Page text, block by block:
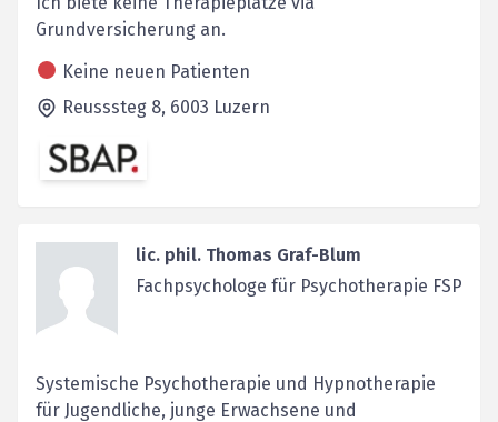
Grundversicherung an.
Keine neuen Patienten
Reusssteg 8, 6003 Luzern
lic. phil. Thomas Graf-Blum
Fachpsychologe für Psychotherapie FSP
Systemische Psychotherapie und Hypnotherapie
für Jugendliche, junge Erwachsene und